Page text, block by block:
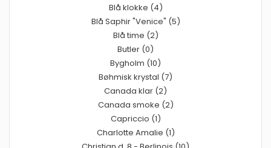
Blå klokke (4)
Blå Saphir "Venice" (5)
Blå time (2)
Butler (0)
Bygholm (10)
Bøhmisk krystal (7)
Canada klar (2)
Canada smoke (2)
Capriccio (1)
Charlotte Amalie (1)